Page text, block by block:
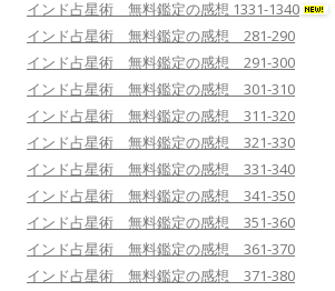
インド占星術 無料鑑定の感想 1331-1340
インド占星術 無料鑑定の感想 281-290
インド占星術 無料鑑定の感想 291-300
インド占星術 無料鑑定の感想 301-310
インド占星術 無料鑑定の感想 311-320
インド占星術 無料鑑定の感想 321-330
インド占星術 無料鑑定の感想 331-340
インド占星術 無料鑑定の感想 341-350
インド占星術 無料鑑定の感想 351-360
インド占星術 無料鑑定の感想 361-370
インド占星術 無料鑑定の感想 371-380